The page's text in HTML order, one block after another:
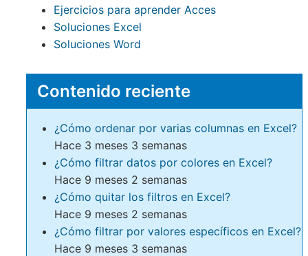
Ejercicios para aprender Acces
Soluciones Excel
Soluciones Word
Contenido reciente
¿Cómo ordenar por varias columnas en Excel?
Hace 3 meses 3 semanas
¿Cómo filtrar datos por colores en Excel?
Hace 9 meses 2 semanas
¿Cómo quitar los filtros en Excel?
Hace 9 meses 2 semanas
¿Cómo filtrar por valores específicos en Excel?
Hace 9 meses 3 semanas